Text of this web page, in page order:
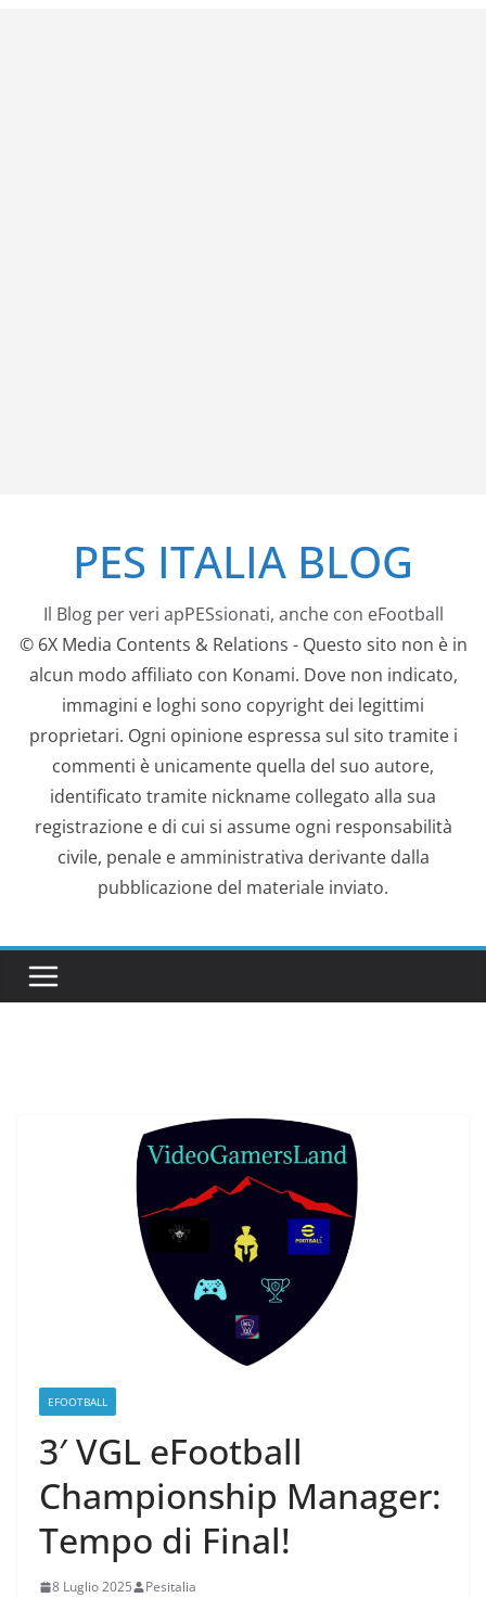
contenutoPES ITALIA BLOG
Il Blog per veri apPESsionati, anche con eFootball
© 6X Media Contents & Relations - Questo sito non è in
alcun modo affiliato con Konami. Dove non indicato,
immagini e loghi sono copyright dei legittimi
proprietari. Ogni opinione espressa sul sito tramite i
commenti è unicamente quella del suo autore,
identificato tramite nickname collegato alla sua
registrazione e di cui si assume ogni responsabilità
civile, penale e amministrativa derivante dalla
pubblicazione del materiale inviato.
EFOOTBALL
3′ VGL eFootball
Championship Manager:
Tempo di Final!
8 Luglio 2025 Pesitalia